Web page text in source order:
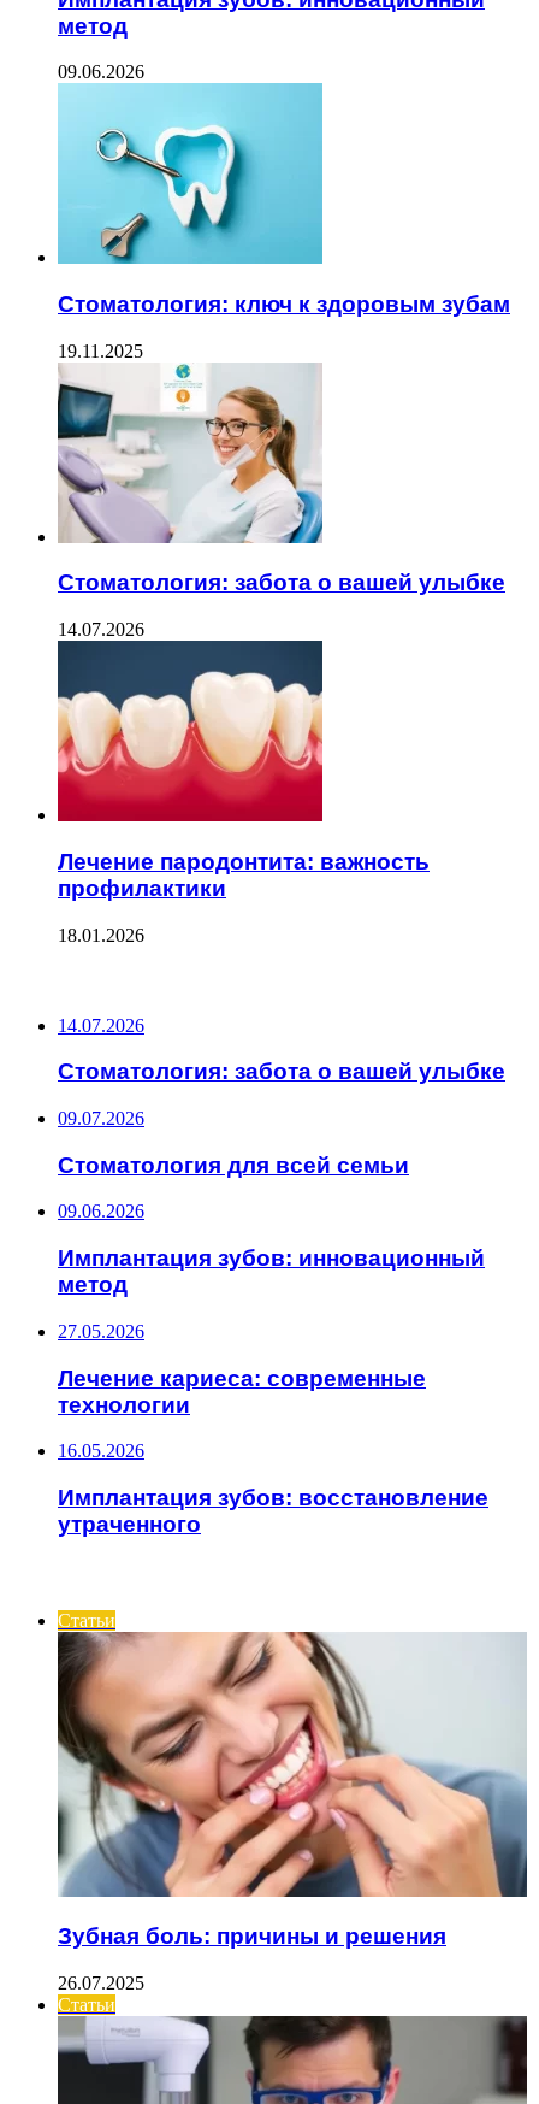
метод
09.06.2026
Стоматология: ключ к здоровым зубам
19.11.2025
Стоматология: забота о вашей улыбке
14.07.2026
Лечение пародонтита: важность
профилактики
18.01.2026
14.07.2026
Стоматология: забота о вашей улыбке
09.07.2026
Стоматология для всей семьи
09.06.2026
Имплантация зубов: инновационный
метод
27.05.2026
Лечение кариеса: современные
технологии
16.05.2026
Имплантация зубов: восстановление
утраченного
Статьи
Зубная боль: причины и решения
26.07.2025
Статьи